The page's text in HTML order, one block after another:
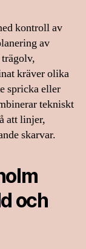
kontroll av
av
kräver olika
spricka eller
tekniskt
att linjer,
skarvar.
och